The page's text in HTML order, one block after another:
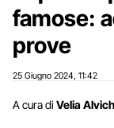
famose:
prove
25 Giugno 2024 11:42
A cura di Velia Alvich